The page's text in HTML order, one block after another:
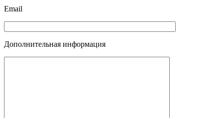
Email
Дополнительная информация